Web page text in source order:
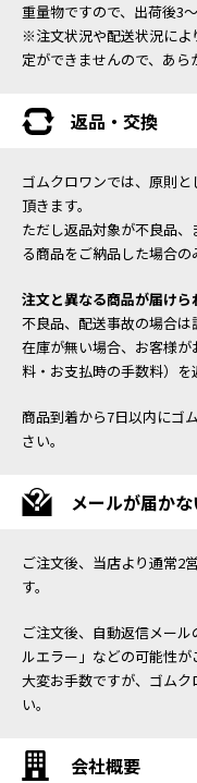
重量物ですので、出荷後3
※注文状況や配送状況によ
定ができませんので、あら
返品・交換
ゴムクロワンでは、原則
頂きます。
ただし返品対象が不良品
る商品をご納品した場合の
注文と異なる商品が届けら
不良品、配送事故の場合は
在庫が無い場合、お客様
料・お支払時の手数料）を
商品到着から7日以内にゴ
さい。
メールが届か
ご注文後、当店より通常2
す。
ご注文後、自動返信メー
ルエラー」などの可能性が
大変お手数ですが、ゴム
い。
会社概要